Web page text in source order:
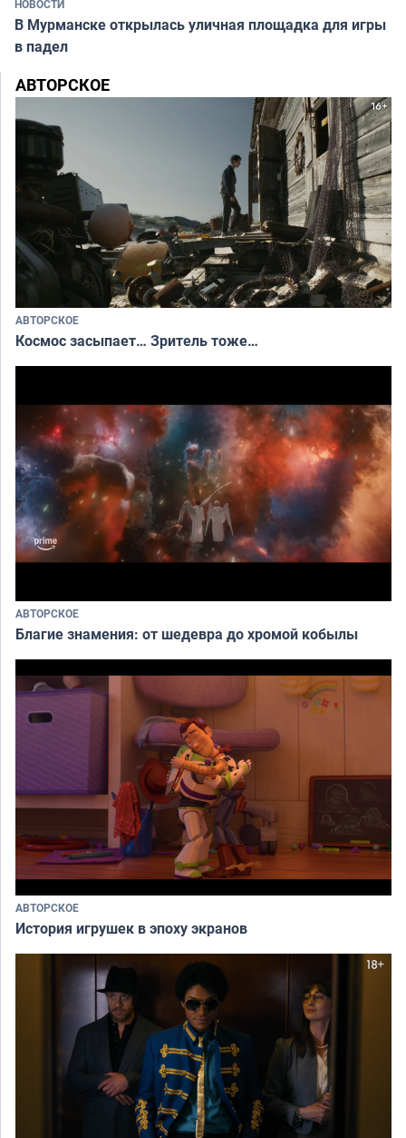
НОВОСТИ
В Мурманске открылась уличная площадка для игры
в падел
АВТОРСКОЕ
АВТОРСКОЕ
Космос засыпает… Зритель тоже…
АВТОРСКОЕ
Благие знамения: от шедевра до хромой кобылы
АВТОРСКОЕ
История игрушек в эпоху экранов